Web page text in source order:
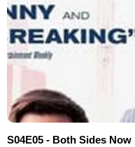
S04E05 - Both Sides Now